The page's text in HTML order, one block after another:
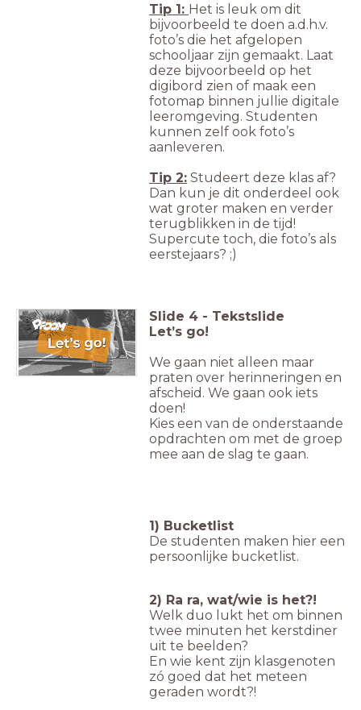
Tip 1: Het is leuk om dit
bijvoorbeeld te doen a.d.h.v.
foto’s die het afgelopen
schooljaar zijn gemaakt. Laat
deze bijvoorbeeld op het
digibord zien of maak een
fotomap binnen jullie digitale
leeromgeving. Studenten
kunnen zelf ook foto’s
aanleveren.
Tip 2: Studeert deze klas af?
Dan kun je dit onderdeel ook
wat groter maken en verder
terugblikken in de tijd!
Supercute toch, die foto’s als
eerstejaars? ;)
Slide 4 - Tekstslide
Let’s go!
We gaan niet alleen maar
praten over herinneringen en
afscheid. We gaan ook iets
doen!
Kies een van de onderstaande
opdrachten om met de groep
mee aan de slag te gaan.
1) Bucketlist
De studenten maken hier een
persoonlijke bucketlist.
2) Ra ra, wat/wie is het?!
Welk duo lukt het om binnen
twee minuten het kerstdiner
uit te beelden?
En wie kent zijn klasgenoten
zó goed dat het meteen
geraden wordt?!